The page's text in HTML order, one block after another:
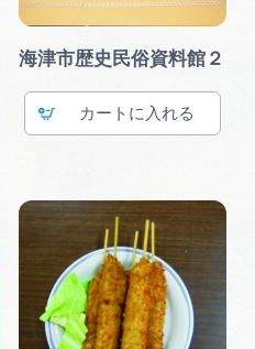
海津市歴史民俗資料館２
カート